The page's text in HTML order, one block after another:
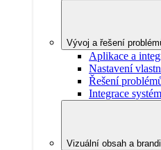
Vývoj a řešení
Aplikace a
Nastavení
Řešení
Integrace
Vizuální obsah a